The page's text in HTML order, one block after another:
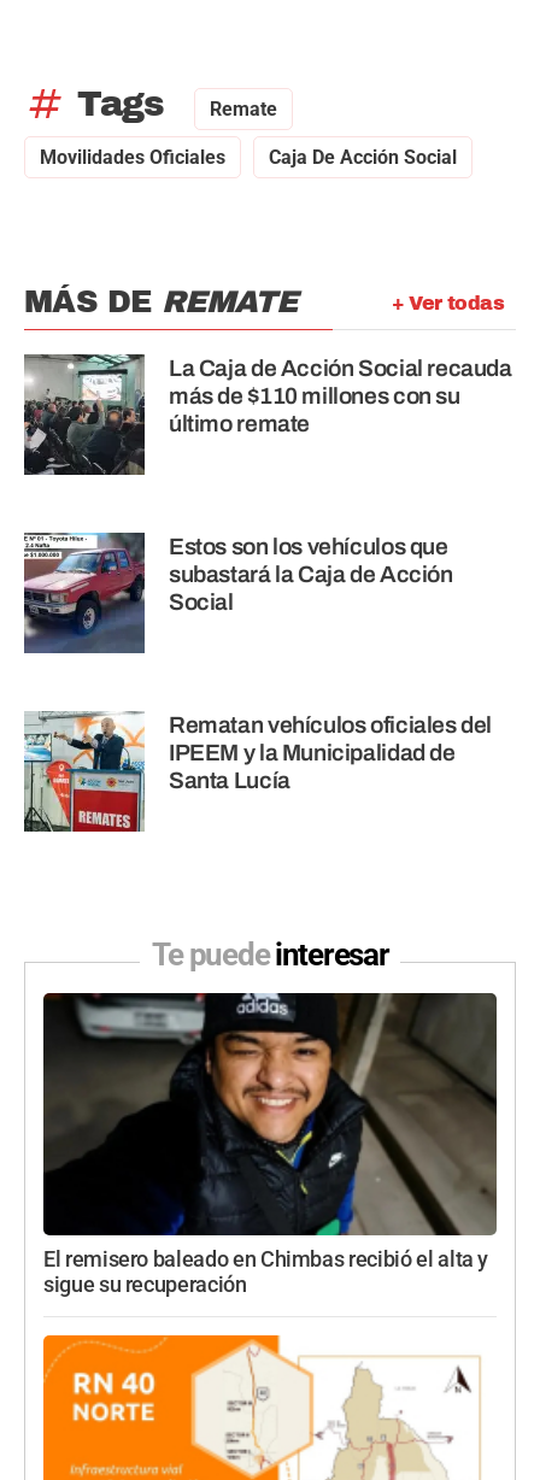
tag Tags Remate
Movilidades Oficiales Caja De Acción Social
+ Ver todas
MÁS DE REMATE
La Caja de Acción Social recauda
más de $110 millones con su
último remate
Estos son los vehículos que
subastará la Caja de Acción
Social
Rematan vehículos oficiales del
IPEEM y la Municipalidad de
Santa Lucía
Te puedeinteresar
El remisero baleado en Chimbas recibió el alta y
sigue su recuperación